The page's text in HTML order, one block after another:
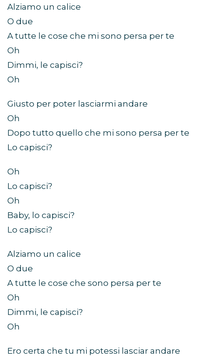
Alziamo un calice
O due
A tutte le cose che mi sono persa per te
Oh
Dimmi, le capisci?
Oh
Giusto per poter lasciarmi andare
Oh
Dopo tutto quello che mi sono persa per te
Lo capisci?
Oh
Lo capisci?
Oh
Baby, lo capisci?
Lo capisci?
Alziamo un calice
O due
A tutte le cose che sono persa per te
Oh
Dimmi, le capisci?
Oh
Ero certa che tu mi potessi lasciar andare